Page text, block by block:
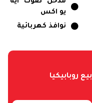
يو اكس
نوافذ كهربائية
بيع روبابيكيا